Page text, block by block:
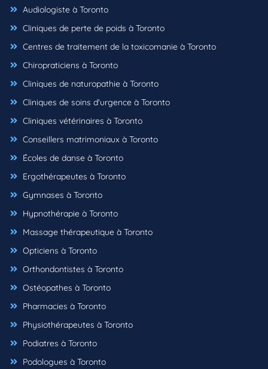
Audiologiste à Toronto
Cliniques de perte de poids à Toronto
Centres de traitement de la toxicomanie à Toronto
Chiropraticiens à Toronto
Cliniques de naturopathie à Toronto
Cliniques de soins d'urgence à Toronto
Cliniques vétérinaires à Toronto
Conseillers matrimoniaux à Toronto
Écoles de danse à Toronto
Ergothérapeutes à Toronto
Gymnases à Toronto
Hypnothérapie à Toronto
Massage thérapeutique à Toronto
Opticiens à Toronto
Orthondontistes à Toronto
Ostéopathes à Toronto
Pharmacies à Toronto
Physiothérapeutes à Toronto
Podiatres à Toronto
Podologues à Toronto